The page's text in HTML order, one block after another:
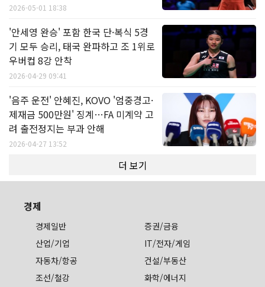
2026-05-01 18:38
'안세영 완승' 포함 한국 단·복식 5경
기 모두 승리, 태국 완파하고 조 1위로
우버컵 8강 안착
2026-04-29 09:41
'음주 운전' 안혜진, KOVO '엄중경고·
제재금 500만원' 징계…FA 미계약 고
려 출전정지는 부과 안해
2026-04-27 13:52
더 보기
경제
경제일반
증권/금융
산업/기업
IT/전자/게임
자동차/항공
건설/부동산
조선/철강
화학/에너지